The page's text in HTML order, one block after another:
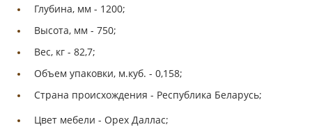
Глубина, мм - 1200;
Высота, мм - 750;
Вес, кг - 82,7;
Объем упаковки, м.куб. - 0,158;
Страна происхождения - Республика Беларусь;
Цвет мебели - Орех Даллас;